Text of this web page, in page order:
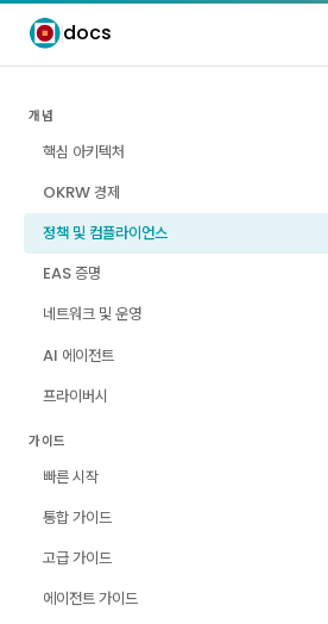
docs
개념
핵심 아키텍처
OKRW 경제
정책 및 컴플라이언스
EAS 증명
네트워크 및 운영
AI 에이전트
프라이버시
가이드
빠른 시작
통합 가이드
고급 가이드
에이전트 가이드